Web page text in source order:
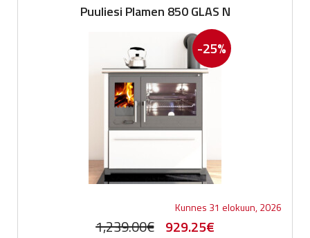
1,745.00€. 1,535.60€.
Puuliesi Plamen 850 GLAS N
-25%
Kunnes 31 elokuun, 2026
1,239.00€ Original
929.25€Current